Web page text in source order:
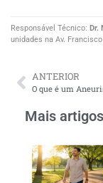
Responsável Técnico: Dr.
unidades na Av.
ANTERIOR
O que é um
Mais artigos